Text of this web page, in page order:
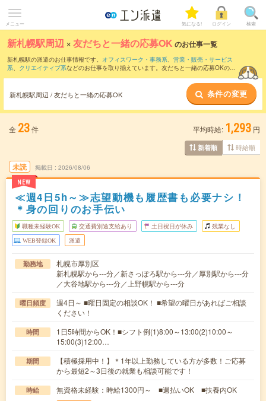
メニュー 気になる! ログイン 検索
新札幌駅周辺 ×友だちと一緒の応募OK のお仕事一覧
新札幌駅の派遣のお仕事情報です。 オフィスワーク・事務系、 営業・販売・サービス
系、 クリエイティブ系などのお仕事を取り揃えています。友だちと一緒の応募OKの条
新札幌駅周辺 / 友だちと一緒の応募OK 条件の変更
全 23件 平均時給: 1,293 円
新着順 時給順
未読
NEW
掲載日 2026/08/06
≪週4日5h～≫志望動機も履歴書も必要ナシ！
＊身の回りのお手伝い
職種未経験OK 交通費別途支給あり 土日祝日が休み 残業なし
WEB登録OK 派遣
勤務地
札幌市厚別区
新札幌駅から---分／新さっぽろ駅から---分／厚別駅から---分
／大谷地駅から---分／上野幌駅から---分
曜日頻度
週4日～ ■曜日固定の相談OK！ ■希望の曜日があればご相談
ください！
時間
1日5時間からOK！■シフト例(1)8:00～13:00(2)10:00～
15:00(3)12:00…
期間
【積極採用中！】＊1年以上勤務している方が多数！ご応募
から最短2～3日後の就業も相談可能です！
時給 無資格未経験：時給1300円～ ■週払いOK ■扶養内OK